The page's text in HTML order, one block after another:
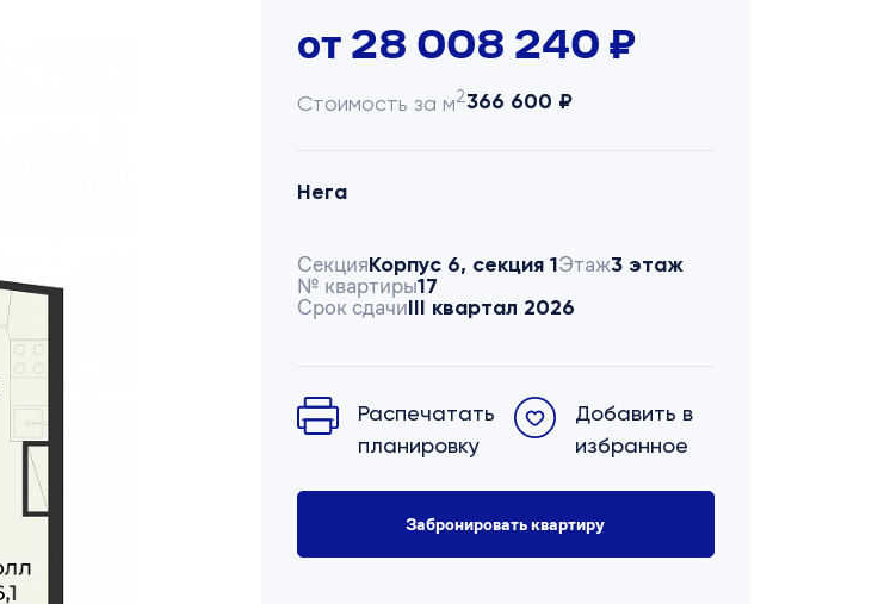
от 28 008 240 ₽
Стоимость за м2366 600 ₽
Нега
СекцияКорпус 6, секция 1Этаж3 этаж
№ квартиры17
Срок сдачиIII квартал 2026
Распечатать
планировку
Добавить в
избранное
Забронировать квартиру